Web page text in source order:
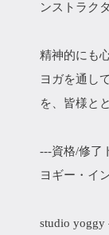
ンストラク
精神的にも
ヨガを通し
を、皆様と
---資格/修了
ヨギー・イ
studio